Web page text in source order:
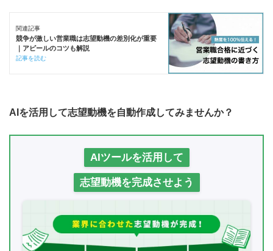
関連記事
競争が激しい営業職は志望動機の差別化が重要
｜アピールのコツも解説
記事を読む
AIを活用して志望動機を自動作成してみませんか？
AIツールを活用して
志望動機を完成させよう